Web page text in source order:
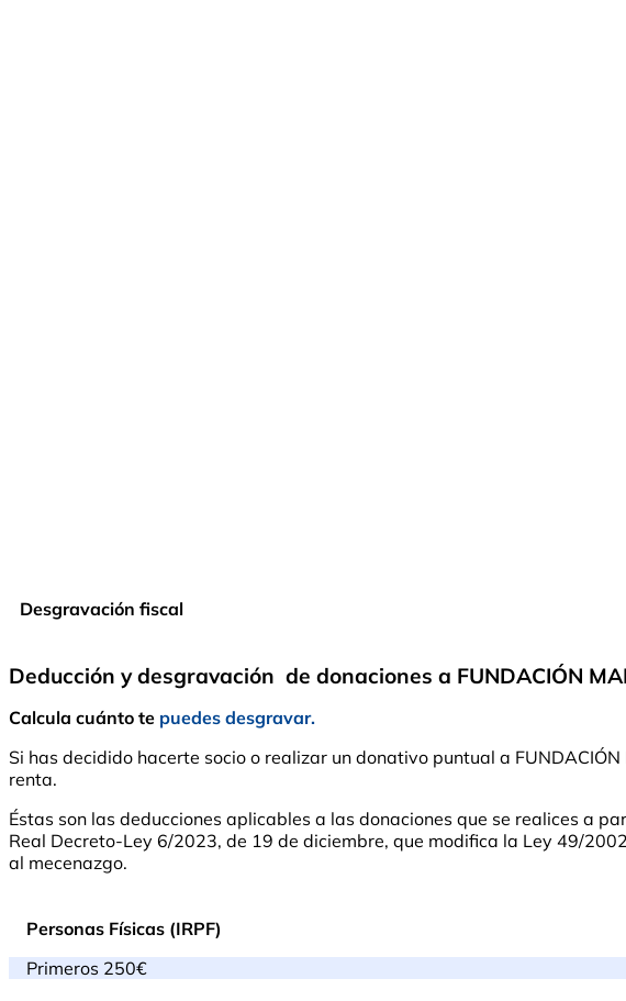
Desgravación fiscal
Deducción y desgravación de donaciones a FUNDACIÓN
Calcula cuánto te puedes desgravar.
Si has decidido hacerte socio o realizar un donativo puntual a
renta.
Éstas son las deducciones aplicables a las donaciones que se realices a
Real Decreto-Ley 6/2023, de 19 de diciembre, que modifica la Ley 49/
al mecenazgo.
Personas Físicas (IRPF)
Primeros 250€